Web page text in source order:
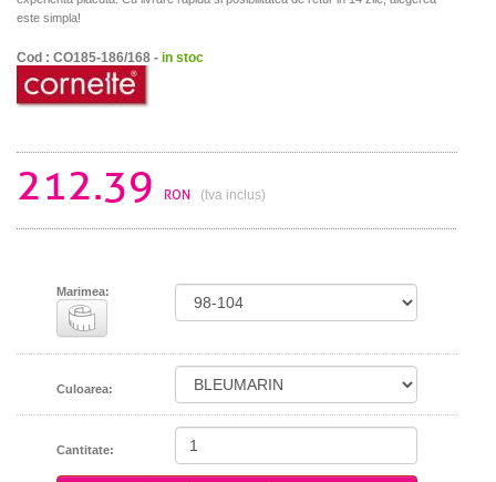
este simpla!
Cod : CO185-186/168 - in stoc
212.39 RON (tva inclus)
Marimea:
Culoarea:
Cantitate: